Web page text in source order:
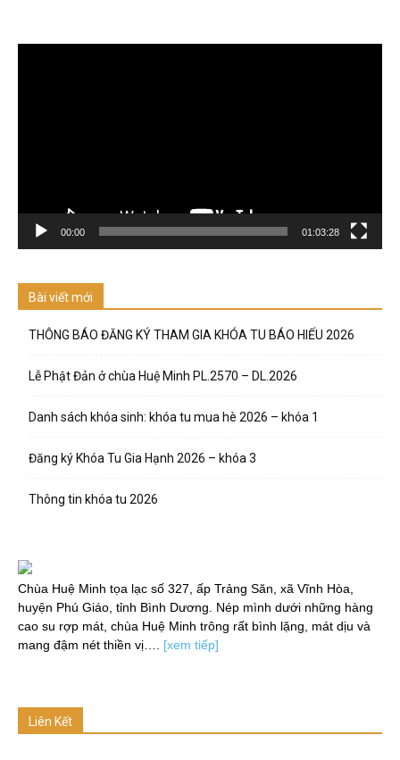
00:00 01:03:28
Bài viết mới
THÔNG BÁO ĐĂNG KÝ THAM GIA KHÓA TU BÁO HIẾU 2026
Lễ Phật Đản ở chùa Huệ Minh PL.2570 – DL.2026
Danh sách khóa sinh: khóa tu mua hè 2026 – khóa 1
Đăng ký Khóa Tu Gia Hạnh 2026 – khóa 3
Thông tin khóa tu 2026
Chùa Huệ Minh tọa lạc số 327, ấp Trảng Săn, xã Vĩnh Hòa,
huyện Phú Giáo, tỉnh Bình Dương. Nép mình dưới những hàng
cao su rợp mát, chùa Huệ Minh trông rất bình lặng, mát dịu và
mang đậm nét thiền vị…. [xem tiếp]
Liên Kết